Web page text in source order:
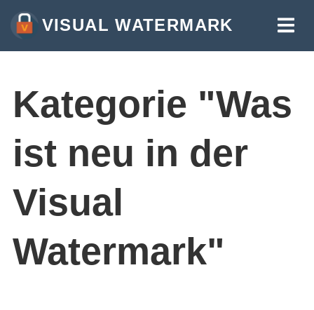
VISUAL WATERMARK
WASSERZEICHEN FÜR FOTOS
WASSERZEICHEN FÜR PDF
WASSERZEICHEN AUF FOTOS
BILDER ZUSCHNEIDEN
BILDGRÖSSE ÄNDERN
Kategorie "Was
ist neu in der
Visual
Watermark"